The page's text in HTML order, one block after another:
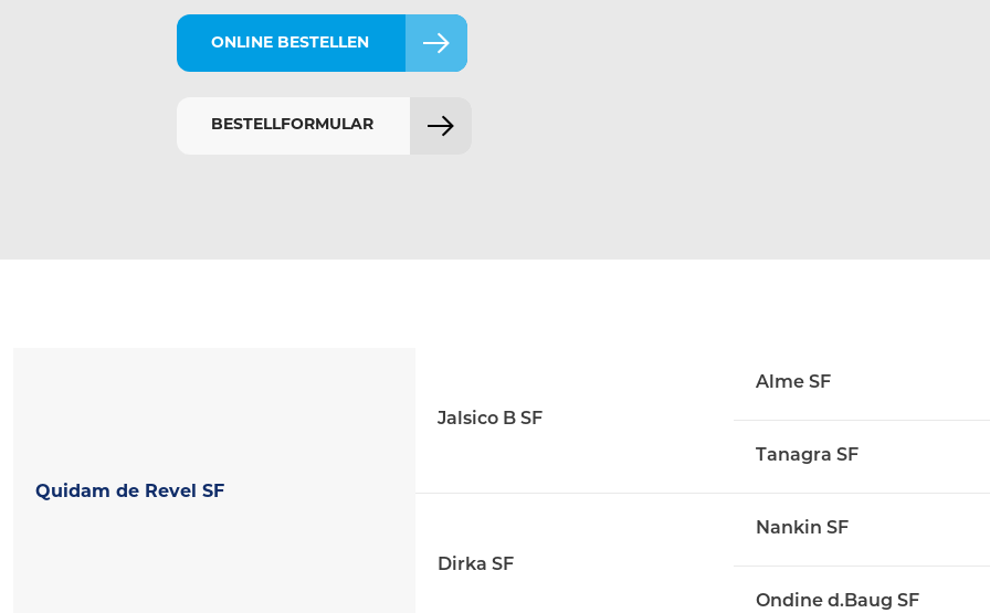
ONLINE BESTELLEN
BESTELLFORMULAR
Quidam de Revel SF
Jalsico B SF
Dirka SF
Alme SF
Tanagra SF
Nankin SF
Ondine d.Baug SF